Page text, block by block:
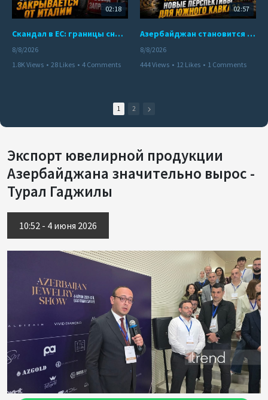
02:18
Скандал в ЕС: границы снова под контролем
8/8/2026
1.8K Views • 28 Likes • 4 Comments
02:57
Азербайджан становится мостом между Востоком и Западом
8/8/2026
444 Views • 12 Likes • 1 Comments
1 2
Экспорт ювелирной продукции
Азербайджана значительно вырос -
Турал Гаджилы
10:52 - 4 июня 2026